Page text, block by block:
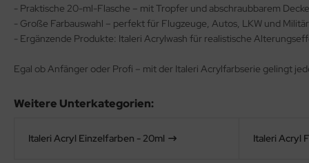
- Praktische 20-ml-Flasche – mit Tropfer und abschraubbarem
- Große Farbauswahl – perfekt für Flugzeuge, Autos, LKW und
- Ergänzende Produkte: Italeri Acrylwash für realistische
Egal ob Anfänger oder Profi – mit der Italeri Acrylfarbserie gelingt
Weitere Unterkategorien:
Italeri Acryl Einzelfarben - 20ml Italeri Acryl
Sheridan - US Airborne Tank
Mk. III
1:35
Factory 1:35
Box 1:35
Model 1:35
1:350
1:350
1:400
1:550
1:700
Model